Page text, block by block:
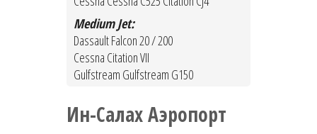
Medium Jet:
Dassault Falcon 20 / 200
Cessna Citation VII
Gulfstream Gulfstream G150
Ин-Салах Аэропорт